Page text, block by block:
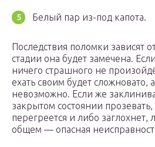
Белый пар из-под капота.
Последствия поломки зависят
стадии она будет замечена.
ничего страшного не
ехать своим будет сложновато,
невозможно. Если же
закрытом состоянии прозевать,
перегреется и либо заглохнет,
общем — опасная